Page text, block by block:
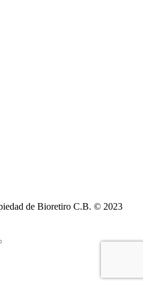
de Bioretiro C.B. © 2023